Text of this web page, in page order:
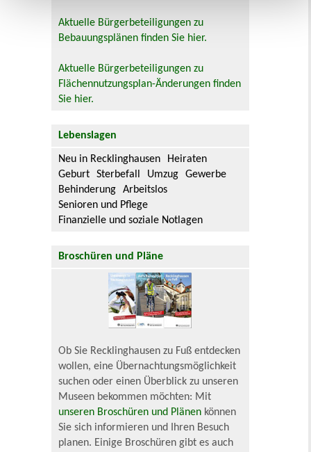
Aktuelle Bürgerbeteiligungen zu
Bebauungsplänen finden Sie hier.
Aktuelle Bürgerbeteiligungen zu
Flächennutzungsplan-Änderungen finden
Sie hier.
Lebenslagen
Neu in Recklinghausen
Heiraten
Geburt
Sterbefall Umzug
Gewerbe
Behinderung
Arbeitslos
Senioren und Pflege
Finanzielle und soziale Notlagen
Broschüren und Pläne
Ob Sie Recklinghausen zu Fuß entdecken
wollen, eine Übernachtungsmöglichkeit
suchen oder einen Überblick zu unseren
Museen bekommen möchten: Mit
unseren Broschüren und Plänen können
Sie sich informieren und Ihren Besuch
planen. Einige Broschüren gibt es auch